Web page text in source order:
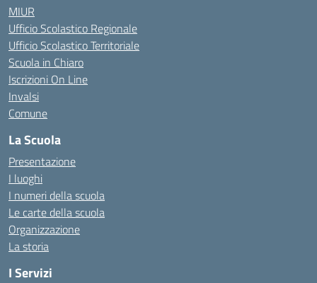
MIUR
Ufficio Scolastico Regionale
Ufficio Scolastico Territoriale
Scuola in Chiaro
Iscrizioni On Line
Invalsi
Comune
La Scuola
Presentazione
I luoghi
I numeri della scuola
Le carte della scuola
Organizzazione
La storia
I Servizi